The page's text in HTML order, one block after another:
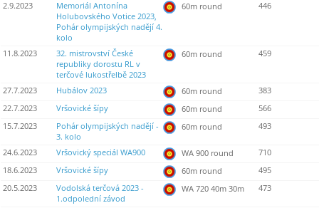
2.9.2023
Memoriál Antonína
Holubovského Votice 2023,
Pohár olympijských nadějí 4.
kolo
60m round 446
11.8.2023
32. mistrovství České
republiky dorostu RL v
terčové lukostřelbě 2023
60m round 459
27.7.2023 Hubálov 2023 60m round
383
22.7.2023
Vršovické šípy 60m round
566
15.7.2023
Pohár olympijských nadějí -
3. kolo
60m round 493
24.6.2023 Vršovický speciál WA900 WA 900 round
710
18.6.2023
Vršovické šípy 60m round
495
20.5.2023
Vodolská terčová 2023 -
1.odpolední závod
WA 720 40m 30m 473